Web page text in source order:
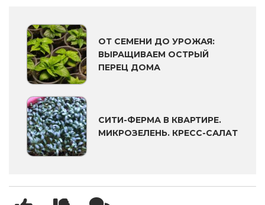
ОТ СЕМЕНИ ДО УРОЖАЯ:
ВЫРАЩИВАЕМ ОСТРЫЙ
ПЕРЕЦ ДОМА
СИТИ-ФЕРМА В КВАРТИРЕ.
МИКРОЗЕЛЕНЬ. КРЕСС-САЛАТ